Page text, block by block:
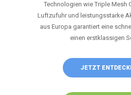
Technologien wie Triple Mesh
Luftzufuhr und leistungsstarke
aus Europa garantiert eine
einen erstklassigen
JETZT